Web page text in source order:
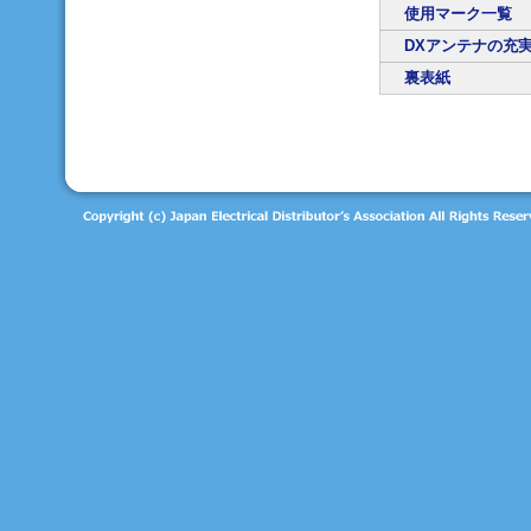
使用マーク一覧
DXアンテナの充
裏表紙